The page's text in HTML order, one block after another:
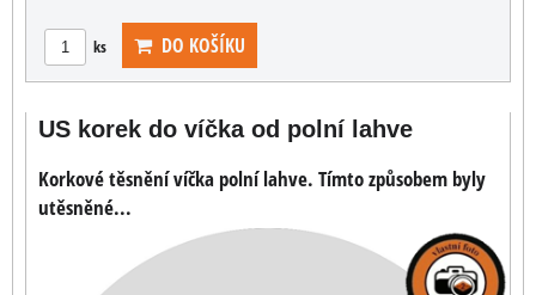
ks DO KOŠÍKU
US korek do víčka od polní lahve
Korkové těsnění víčka polní lahve. Tímto způsobem byly
utěsněné...